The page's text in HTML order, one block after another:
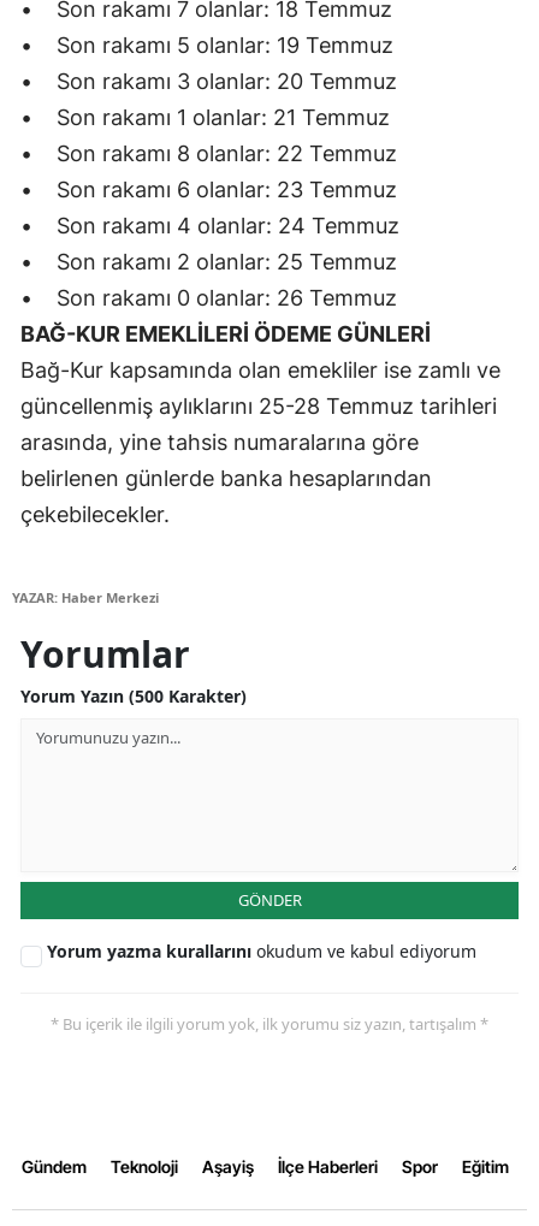
Bartın
Ardahan
Iğdır
Yalova
Kilis
Osmaniye
• Son rakamı 7 olanlar: 18 Temmuz
• Son rakamı 5 olanlar: 19 Temmuz
• Son rakamı 3 olanlar: 20 Temmuz
• Son rakamı 1 olanlar: 21 Temmuz
• Son rakamı 8 olanlar: 22 Temmuz
• Son rakamı 6 olanlar: 23 Temmuz
• Son rakamı 4 olanlar: 24 Temmuz
• Son rakamı 2 olanlar: 25 Temmuz
• Son rakamı 0 olanlar: 26 Temmuz
BAĞ-KUR EMEKLİLERİ ÖDEME GÜNLERİ
Bağ-Kur kapsamında olan emekliler ise zamlı ve
güncellenmiş aylıklarını 25-28 Temmuz tarihleri
arasında, yine tahsis numaralarına göre
belirlenen günlerde banka hesaplarından
çekebilecekler.
YAZAR: Haber Merkezi
Yorumlar
Yorum Yazın (500 Karakter)
GÖNDER
Yorum yazma kurallarını okudum ve kabul ediyorum
* Bu içerik ile ilgili yorum yok, ilk yorumu siz yazın, tartışalım *
Gündem Teknoloji Aşayiş İlçe Haberleri Spor Eğitim